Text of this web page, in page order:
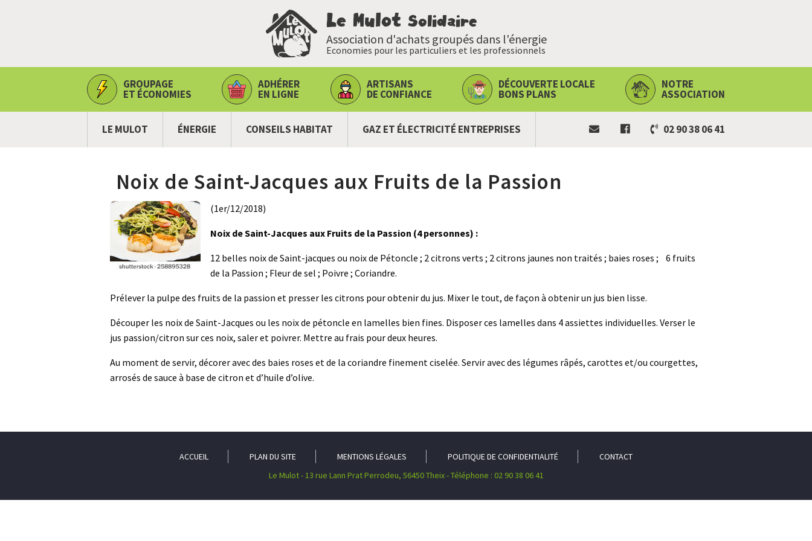
Le Mulot Solidaire
Association d'achats groupés dans l'énergie
Economies pour les particuliers et les professionnels
GROUPAGE
ET ÉCONOMIES
ADHÉRER
EN LIGNE
ARTISANS
DE CONFIANCE
DÉCOUVERTE LOCALE
BONS PLANS
NOTRE
ASSOCIATION
LE MULOT ÉNERGIE CONSEILS HABITAT GAZ ET ÉLECTRICITÉ ENTREPRISES 02 90 38 06 41
Noix de Saint-Jacques aux Fruits de la Passion
(1er/12/2018)
Noix de Saint-Jacques aux Fruits de la Passion (4 personnes) :
12 belles noix de Saint-jacques ou noix de Pétoncle ; 2 citrons verts ; 2 citrons jaunes non traités ; baies roses ; 6 fruits
de la Passion ; Fleur de sel ; Poivre ; Coriandre.
Prélever la pulpe des fruits de la passion et presser les citrons pour obtenir du jus. Mixer le tout, de façon à obtenir un jus bien lisse.
Découper les noix de Saint-Jacques ou les noix de pétoncle en lamelles bien fines. Disposer ces lamelles dans 4 assiettes individuelles. Verser le
jus passion/citron sur ces noix, saler et poivrer. Mettre au frais pour deux heures.
Au moment de servir, décorer avec des baies roses et de la coriandre finement ciselée. Servir avec des légumes râpés, carottes et/ou courgettes,
arrosés de sauce à base de citron et d’huile d’olive.
ACCUEIL PLAN DU SITE MENTIONS LÉGALES POLITIQUE DE CONFIDENTIALITÉ
CONTACT
Le Mulot - 13 rue Lann Prat Perrodeu, 56450 Theix - Téléphone : 02 90 38 06 41